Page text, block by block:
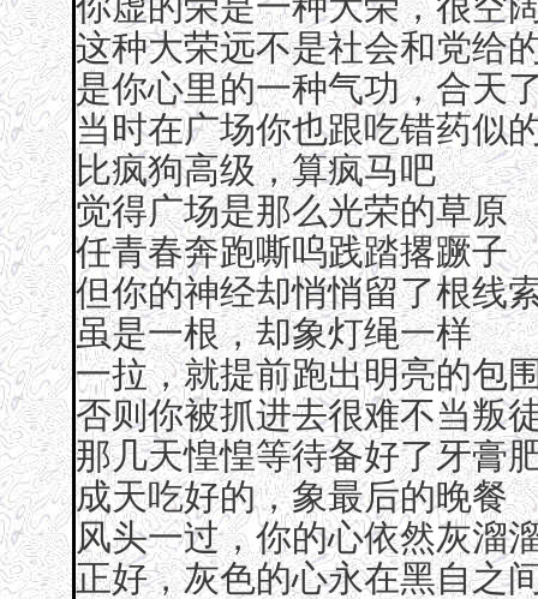
这种大荣远不是社会和党给
是你心里的一种气功，合天
当时在广场你也跟吃错药似
比疯狗高级，算疯马吧
觉得广场是那么光荣的草原
任青春奔跑嘶呜践踏撂蹶子
但你的神经却悄悄留了根线
虽是一根，却象灯绳一样
一拉，就提前跑出明亮的包
否则你被抓进去很难不当叛
那几天惶惶等待备好了牙膏
成天吃好的，象最后的晚餐
风头一过，你的心依然灰溜
正好，灰色的心永在黑自之